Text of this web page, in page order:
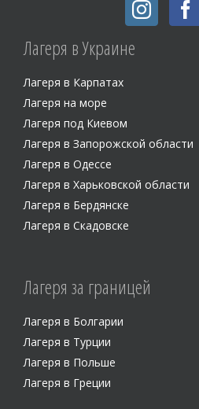
Лагеря в Украине
Лагеря в Карпатах
Лагеря на море
Лагеря под Киевом
Лагеря в Запорожской области
Лагеря в Одессе
Лагеря в Харьковской области
Лагеря в Бердянске
Лагеря в Скадовске
Лагеря за границей
Лагеря в Болгарии
Лагеря в Турции
Лагеря в Польше
Лагеря в Греции